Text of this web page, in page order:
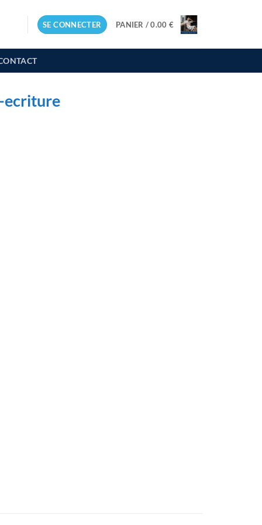
SE CONNECTER PANIER /0.00 €
ecriture